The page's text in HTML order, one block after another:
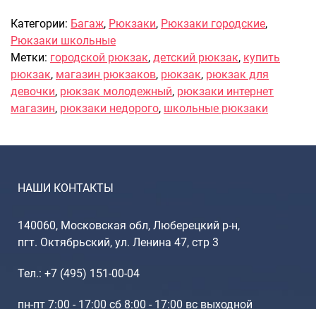
Сумки
Сумки колесные
Сумки спортивные
Сумки деловые
Сумки детские
Рюкзаки
Рюкзаки городские
Категории: Багаж, Рюкзаки, Рюкзаки городские,
Рюкзаки школьные
Метки: городской рюкзак, детский рюкзак, купить
рюкзак, магазин рюкзаков, рюкзак, рюкзак для
девочки, рюкзак молодежный, рюкзаки интернет
магазин, рюкзаки недорого, школьные рюкзаки
НАШИ КОНТАКТЫ
140060, Московская обл, Люберецкий р-н,
пгт. Октябрьский, ул. Ленина 47, стр 3
Тел.: +7 (495) 151-00-04
пн-пт 7:00 - 17:00 сб 8:00 - 17:00 вс выходной